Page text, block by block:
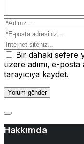
Bir dahaki sefere
üzere adımı, e-
tarayıcıya kaydet.
Hakkımda